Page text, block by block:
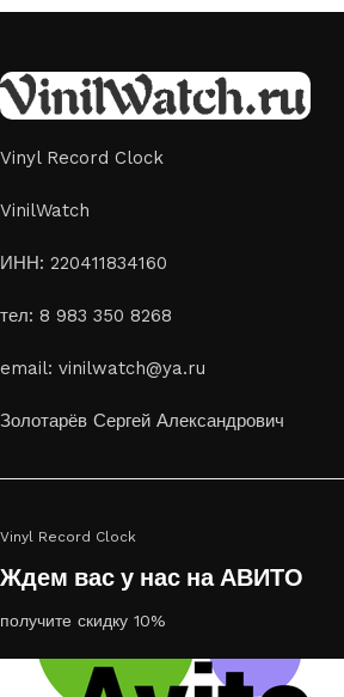
Vinyl Record Clock
VinilWatch
ИНН: 220411834160
тел: 8 983 350 8268
email: vinilwatch@ya.ru
Золотарёв Сергей Александрович
Vinyl Record Clock
Ждем вас у нас на АВИТО
получите скидку 10%